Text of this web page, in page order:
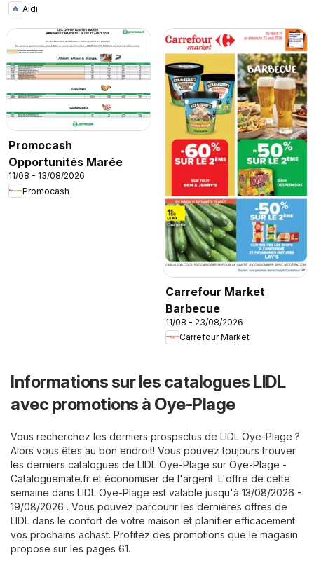
Aldi
Promocash
Opportunités Marée
11/08 - 13/08/2026
Promocash
Carrefour Market
Barbecue
11/08 - 23/08/2026
Carrefour Market
Informations sur les catalogues LIDL
avec promotions à Oye-Plage
Vous recherchez les derniers prospsctus de LIDL Oye-Plage ?
Alors vous êtes au bon endroit! Vous pouvez toujours trouver
les derniers catalogues de LIDL Oye-Plage sur Oye-Plage -
Cataloguemate.fr et économiser de l'argent. L'offre de cette
semaine dans LIDL Oye-Plage est valable jusqu'à 13/08/2026 -
19/08/2026 . Vous pouvez parcourir les dernières offres de
LIDL dans le confort de votre maison et planifier efficacement
vos prochains achast. Profitez des promotions que le magasin
propose sur les pages 61.